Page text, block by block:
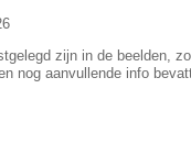
zijn in de beelden,
nog aanvullende info